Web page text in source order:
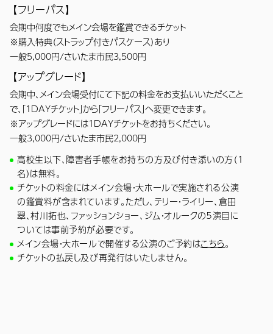
【フリーパス】
会期中何度でもメイン会場を鑑賞できるチケット
※購入特典（ストラップ付きパスケース）あり
一般5,000円/さいたま市民3,500円
【アップグレード】
会期中、メイン会場受付にて下記の料金をお支払いいただくこと
で、「1DAYチケット」から「フリーパス」へ変更できます。
※アップグレードには1DAYチケットをお持ちください。
一般3,000円/さいたま市民2,000円
高校生以下、障害者手帳をお持ちの方及び付き添いの方（1
名）は無料。
チケットの料金にはメイン会場・大ホールで実施される公演
の鑑賞料が含まれています。ただし、テリー・ライリー、倉田
翠、村川拓也、ファッションショー、ジム・オルークの５演目に
ついては事前予約が必要です。
メイン会場・大ホールで開催する公演のご予約はこちら。
チケットの払戻し及び再発行はいたしません。